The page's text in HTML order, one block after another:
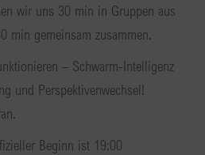
wir uns 30 min in Gruppen aus
min gemeinsam zusammen.
– Schwarm-Intelligenz
und Perspektivenwechsel!
Beginn ist 19:00